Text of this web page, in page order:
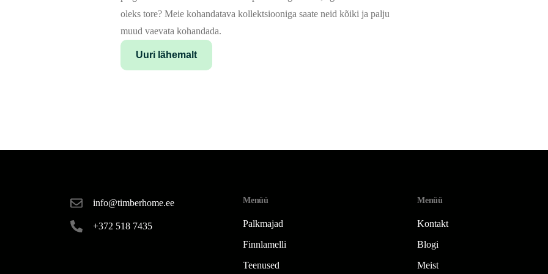
oleks tore? Meie kohandatava kollektsiooniga saate neid kõiki ja palju
muud vaevata kohandada.
Uuri lähemalt
info@timberhome.ee
+372 518 7435
Menüü
Palkmajad
Finnlamelli
Teenused
Menüü
Kontakt
Blogi
Meist